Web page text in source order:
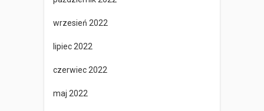
wrzesień 2022
lipiec 2022
czerwiec 2022
maj 2022